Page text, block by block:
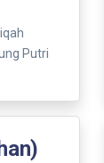
Putri